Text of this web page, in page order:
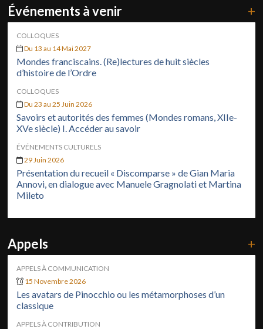
Événements à venir +
COLLOQUES
Du 13 au 14 Mai 2027
Mondes franciscains. (Re)lectures de huit siècles
d’histoire de l’Ordre
COLLOQUES
Du 23 au 25 Juin 2026
Savoirs et autorités des femmes (Mondes romans, XIIe-
XVe siècle) I. Accéder au savoir
ÉVÉNEMENTS CULTURELS
29 Juin 2026
Présentation du recueil « Discomparse » de Gian Maria
Annovi, en dialogue avec Manuele Gragnolati et Martina
Mileto
Appels +
APPELS À COMMUNICATION
15 Novembre 2026
Les avatars de Pinocchio ou les métamorphoses d’un
classique
APPELS À CONTRIBUTION